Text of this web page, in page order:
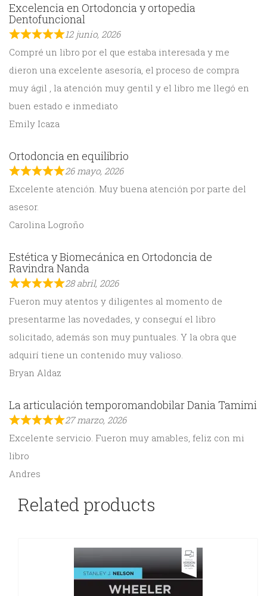
Excelencia en Ortodoncia y ortopedia
Dentofuncional
12 junio, 2026
Compré un libro por el que estaba interesada y me
dieron una excelente asesoría, el proceso de compra
muy ágil , la atención muy gentil y el libro me llegó en
buen estado e inmediato
Emily Icaza
Ortodoncia en equilibrio
26 mayo, 2026
Excelente atención. Muy buena atención por parte del
asesor.
Carolina Logroño
Estética y Biomecánica en Ortodoncia de
Ravindra Nanda
28 abril, 2026
Fueron muy atentos y diligentes al momento de
presentarme las novedades, y conseguí el libro
solicitado, además son muy puntuales. Y la obra que
adquirí tiene un contenido muy valioso.
Bryan Aldaz
La articulación temporomandobilar Dania Tamimi
27 marzo, 2026
Excelente servicio. Fueron muy amables, feliz con mi
libro
Andres
Related products